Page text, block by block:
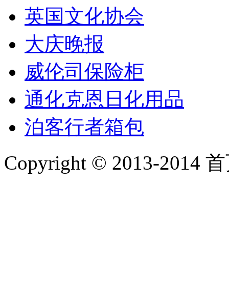
英国文化协会
大庆晚报
威伦司保险柜
通化克恩日化用品
泊客行者箱包
Copyright © 2013-2014